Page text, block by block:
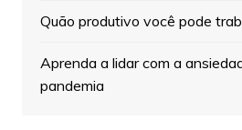
Quão produtivo você pode
Aprenda a lidar com a
pandemia